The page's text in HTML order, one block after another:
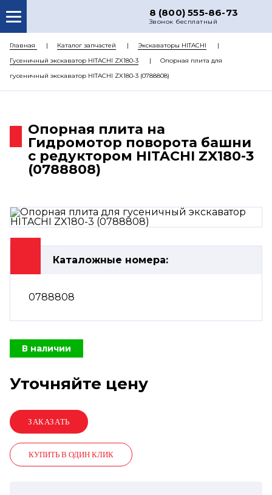
8 (800) 555-86-73
Звонок бесплатный
О НАС
КАТАЛОГ ЗАПЧАСТЕЙ
РЕМОНТ
ЦЕНЫ
КОНТАКТЫ
Главная Каталог запчастей
Экскаваторы HITACHI
Гусеничный экскаватор HITACHI ZX180-3
Опорная плита для
гусеничный экскаватор HITACHI ZX180-3 (0788808)
Опорная плита на
Гидромотор поворота башни
с редуктором HITACHI ZX180-3
(0788808)
Каталожные номера:
0788808
В наличии
Уточняйте цену
КУПИТЬ В ОДИН КЛИК